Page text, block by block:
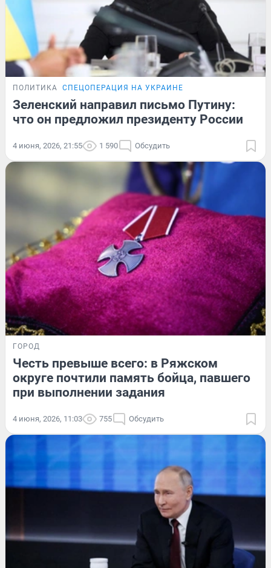
ПОЛИТИКА СПЕЦОПЕРАЦИЯ НА УКРАИНЕ
Зеленский направил письмо Путину:
что он предложил президенту России
4 июня, 2026, 21:55 1 590 Обсудить
ГОРОД
Честь превыше всего: в Ряжском
округе почтили память бойца, павшего
при выполнении задания
4 июня, 2026, 11:03 755 Обсудить